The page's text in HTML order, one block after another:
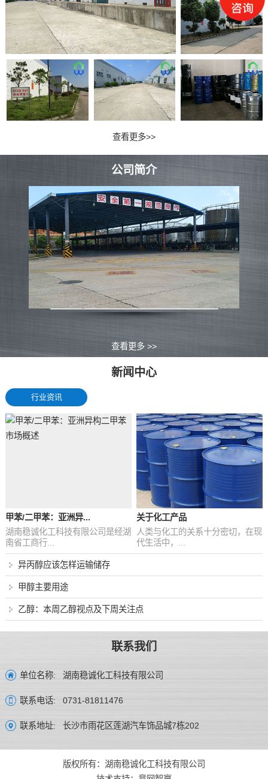
查看更多>>
公司简介
查看更多 >>
新闻中心
行业资讯
甲苯/二甲苯：亚洲异...
湖南稳诚化工科技有限公司是经湖
南省工商行...
关于化工产品
人类与化工的关系十分密切，在现
代生活中，...
异丙醇应该怎样运输储存
甲醇主要用途
乙醇：本周乙醇视点及下周关注点
联系我们
单位名称: 湖南稳诚化工科技有限公司
联系电话: 0731-81811476
联系地址: 长沙市雨花区莲湖汽车饰品城7栋202
版权所有：湖南稳诚化工科技有限公司